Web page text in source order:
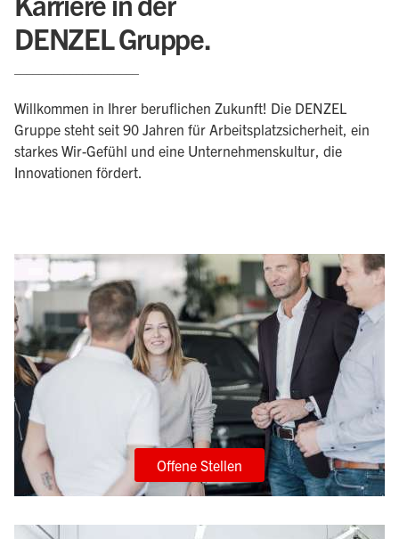
DENZEL Gruppe.
Willkommen in Ihrer beruflichen Zukunft! Die DENZEL
Gruppe steht seit 90 Jahren für Arbeitsplatzsicherheit, ein
starkes Wir-Gefühl und eine Unternehmenskultur, die
Innovationen fördert.
Offene Stellen